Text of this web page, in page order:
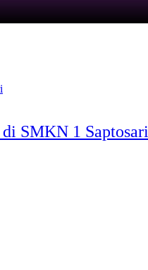
SMKN 1 Saptosari